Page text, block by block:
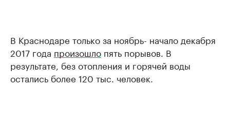
В Краснодаре только за ноябрь- начало декабря
2017 года произошло пять порывов. В
результате, без отопления и горячей воды
остались более 120 тыс. человек.